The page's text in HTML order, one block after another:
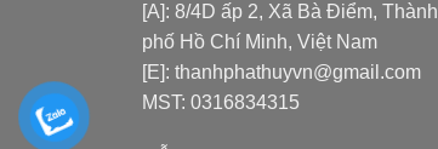
[A]: 8/4D ấp 2, Xã Bà Điểm, Thành
phố Hồ Chí Minh, Việt Nam
[E]: thanhphathuyvn@gmail.com
MST: 0316834315